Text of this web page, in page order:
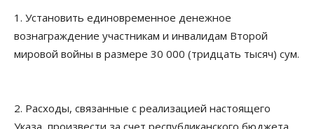
1. Установить единовременное денежное
вознаграждение участникам и инвалидам Второй
мировой войны в размере 30 000 (тридцать тысяч) сум.
2. Расходы, связанные с реализацией настоящего